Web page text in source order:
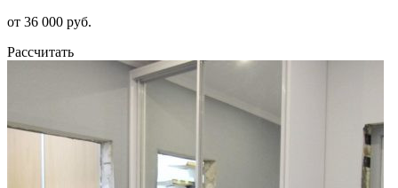
от 36 000 руб.
Рассчитать